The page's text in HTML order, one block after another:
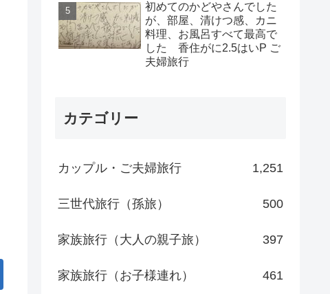
初めてのかどやさんでした
が、部屋、清けつ感、カニ
料理、お風呂すべて最高で
した 香住がに2.5はいP ご
夫婦旅行
カテゴリー
カップル・ご夫婦旅行 1,251
三世代旅行（孫旅） 500
家族旅行（大人の親子旅） 397
家族旅行（お子様連れ） 461